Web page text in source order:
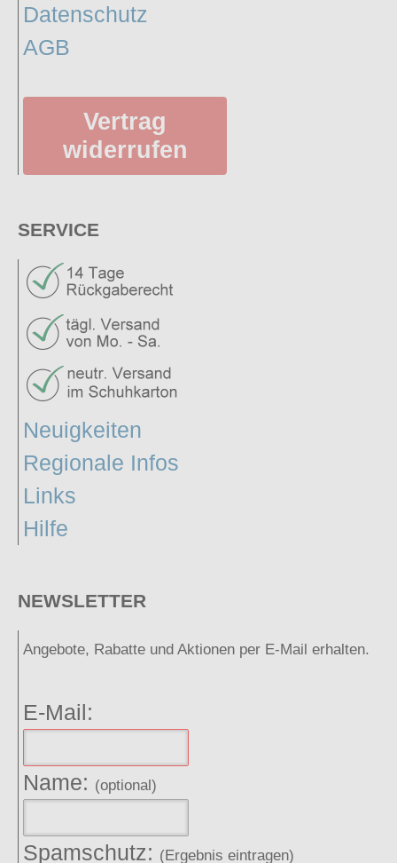
Datenschutz
AGB
Vertrag
widerrufen
SERVICE
Neuigkeiten
Regionale Infos
Links
Hilfe
NEWSLETTER
Angebote, Rabatte und Aktionen per E-Mail erhalten.
E-Mail:
Name: (optional)
Spamschutz: (Ergebnis eintragen)